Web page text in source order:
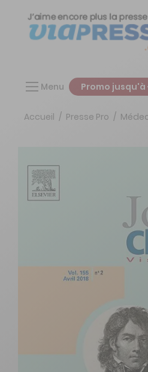
Menu Promo jusqu'à
Accueil Presse Pro